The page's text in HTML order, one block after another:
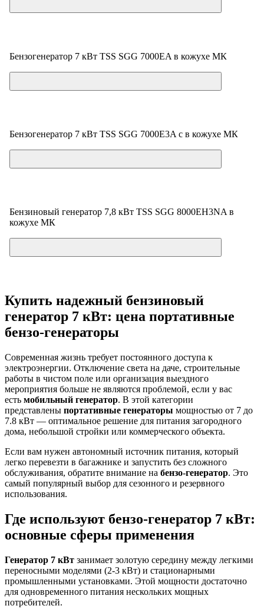
Бензогенератор 7 кВт TSS SGG 7000EA в кожухе МК
Цена по запросу
Бензогенератор 7 кВт TSS SGG 7000E3A с в кожухе МК
Цена по запросу
Бензиновый генератор 7,8 кВт TSS SGG 8000EH3NA в
кожухе МК
Цена по запросу
Купить надежный бензиновый
генератор 7 кВт: цена портативные
бензо-генераторы
Современная жизнь требует постоянного доступа к
электроэнергии. Отключение света на даче, строительные
работы в чистом поле или организация выездного
мероприятия больше не являются проблемой, если у вас
есть мобильный генератор. В этой категории
представлены портативные генераторы мощностью от 7 до
7.8 кВт — оптимальное решение для питания загородного
дома, небольшой стройки или коммерческого объекта.
Если вам нужен автономный источник питания, который
легко перевезти в багажнике и запустить без сложного
обслуживания, обратите внимание на бензо-генератор. Это
самый популярный выбор для сезонного и резервного
использования.
Где используют бензо-генератор 7 кВт:
основные сферы применения
Генератор 7 кВт занимает золотую середину между легкими
переносными моделями (2-3 кВт) и стационарными
промышленными установками. Этой мощности достаточно
для одновременного питания нескольких мощных
потребителей.